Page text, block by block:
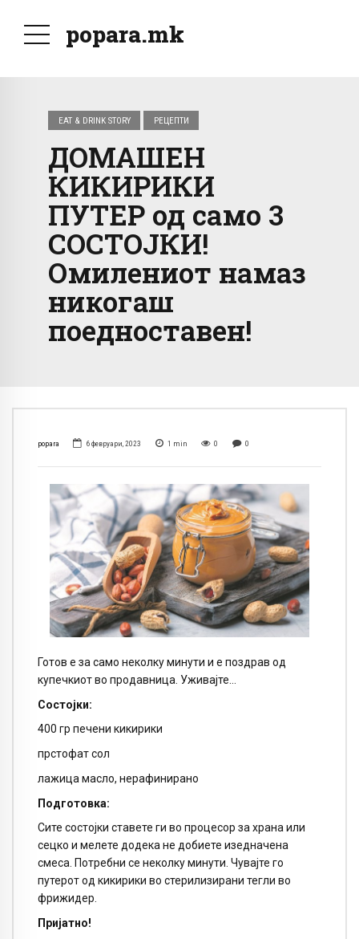
popara.mk
EAT & DRINK STORY РЕЦЕПТИ
ДОМАШЕН
КИКИРИКИ
ПУТЕР од само 3
СОСТОЈКИ!
Омилениот намаз
никогаш
поедноставен!
popara 6 февруари, 2023 1 min 0 0
Готов е за само неколку минути и е поздрав од
купечкиот во продавница. Уживајте…
Состојки:
400 гр печени кикирики
прстофат сол
лажица масло, нерафинирано
Подготовка:
Сите состојки ставете ги во процесор за храна или
сецко и мелете додека не добиете изедначена
смеса. Потребни се неколку минути. Чувајте го
путерот од кикирики во стерилизирани тегли во
фрижидер.
Пријатно!